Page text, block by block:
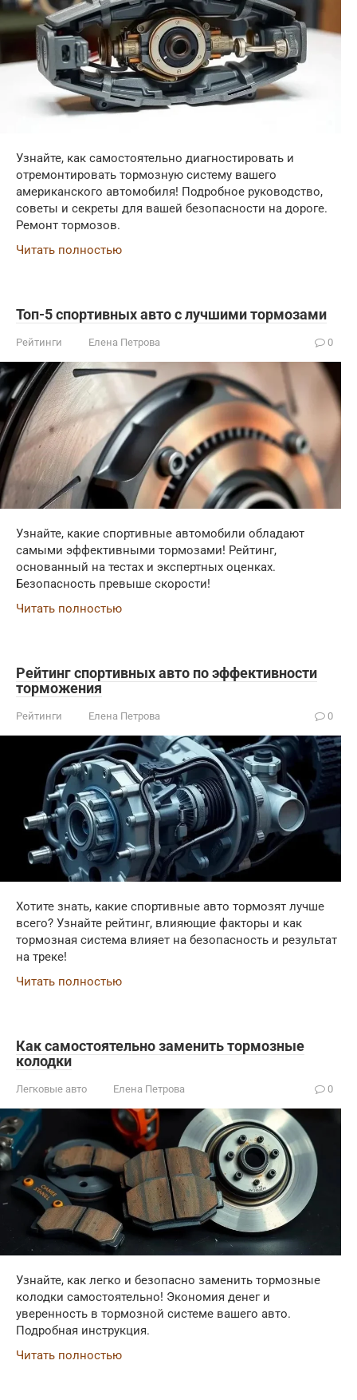
Узнайте, как самостоятельно диагностировать и
отремонтировать тормозную систему вашего
американского автомобиля! Подробное руководство,
советы и секреты для вашей безопасности на дороге.
Ремонт тормозов.
Читать полностью
Топ-5 спортивных авто с лучшими тормозами
Рейтинги Елена Петрова 0
Узнайте, какие спортивные автомобили обладают
самыми эффективными тормозами! Рейтинг,
основанный на тестах и экспертных оценках.
Безопасность превыше скорости!
Читать полностью
Рейтинг спортивных авто по эффективности
торможения
Рейтинги Елена Петрова 0
Хотите знать, какие спортивные авто тормозят лучше
всего? Узнайте рейтинг, влияющие факторы и как
тормозная система влияет на безопасность и результат
на треке!
Читать полностью
Как самостоятельно заменить тормозные
колодки
Легковые авто Елена Петрова 0
Узнайте, как легко и безопасно заменить тормозные
колодки самостоятельно! Экономия денег и
уверенность в тормозной системе вашего авто.
Подробная инструкция.
Читать полностью